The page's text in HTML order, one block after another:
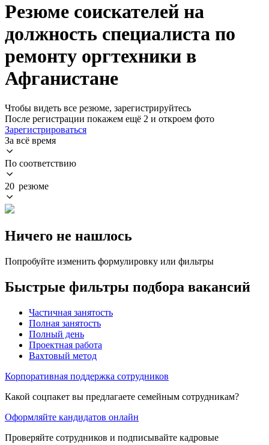
Резюме соискателей на
должность специалиста по
ремонту оргтехники в
Афганистане
Чтобы видеть все резюме, зарегистрируйтесь
После регистрации покажем ещё 2 и откроем фото
Зарегистрироваться
За всё время
По соответствию
20 резюме
Ничего не нашлось
Попробуйте изменить формулировку или фильтры
Быстрые фильтры подбора вакансий
Частичная занятость
Полная занятость
Полный день
Проектная работа
Вахтовый метод
Корпоративная поддержка сотрудников
Какой соцпакет вы предлагаете семейным сотрудникам?
Оформляйте кандидатов онлайн
Проверяйте сотрудников и подписывайте кадровые